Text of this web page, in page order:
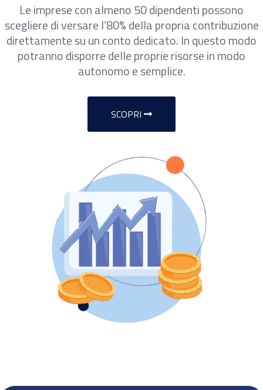
Le imprese con almeno 50 dipendenti possono
scegliere di versare l’80% della propria contribuzione
direttamente su un conto dedicato. In questo modo
potranno disporre delle proprie risorse in modo
autonomo e semplice.
SCOPRI